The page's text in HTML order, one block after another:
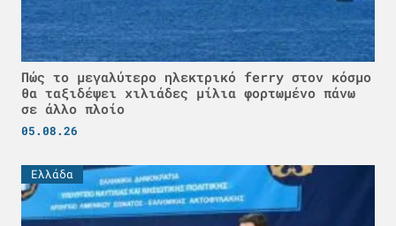
Πώς το μεγαλύτερο ηλεκτρικό ferry στον κόσμο
θα ταξιδέψει χιλιάδες μίλια φορτωμένο πάνω
σε άλλο πλοίο
05.08.26
Ελλάδα